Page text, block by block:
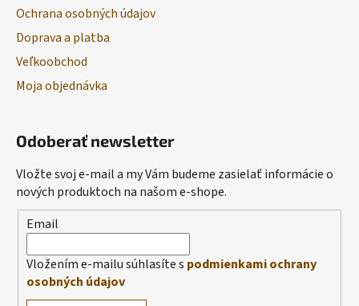
Ochrana osobných údajov
Doprava a platba
Veľkoobchod
Moja objednávka
Odoberať newsletter
Vložte svoj e-mail a my Vám budeme zasielať informácie o
nových produktoch na našom e-shope.
Email
Vložením e-mailu súhlasíte s podmienkami ochrany
osobných údajov